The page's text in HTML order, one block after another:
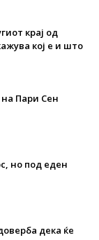
крај од
кој е и што
Пари Сен
но под еден
дека ќе